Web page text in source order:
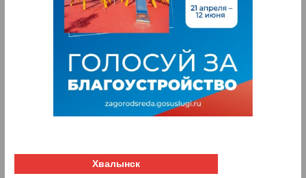
Хвалынск